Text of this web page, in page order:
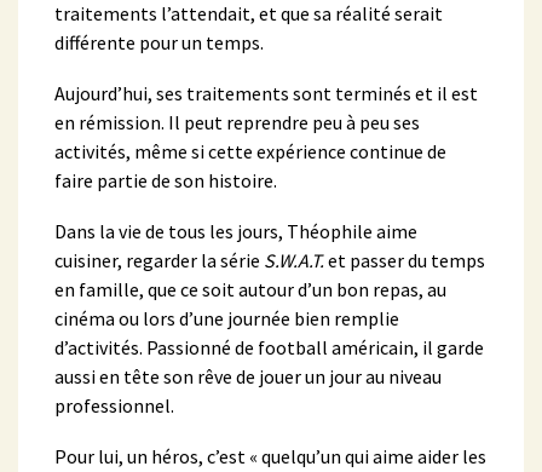
traitements l’attendait, et que sa réalité serait
différente pour un temps.
Aujourd’hui, ses traitements sont terminés et il est
en rémission. Il peut reprendre peu à peu ses
activités, même si cette expérience continue de
faire partie de son histoire.
Dans la vie de tous les jours, Théophile aime
cuisiner, regarder la série S.W.A.T.et passer du temps
en famille, que ce soit autour d’un bon repas, au
cinéma ou lors d’une journée bien remplie
d’activités. Passionné de football américain, il garde
aussi en tête son rêve de jouer un jour au niveau
professionnel.
Pour lui, un héros, c’est « quelqu’un qui aime aider les